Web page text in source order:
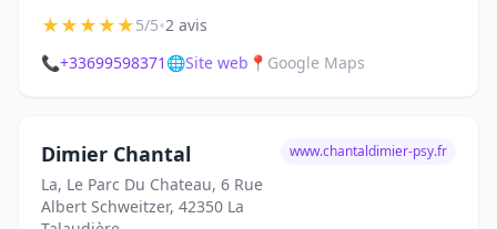
★★★★★5/5•2 avis
📞+33699598371 🌐Site web 📍 Google Maps
Dimier Chantal
La, Le Parc Du Chateau, 6 Rue
Albert Schweitzer, 42350 La
www.chantaldimier-psy.fr